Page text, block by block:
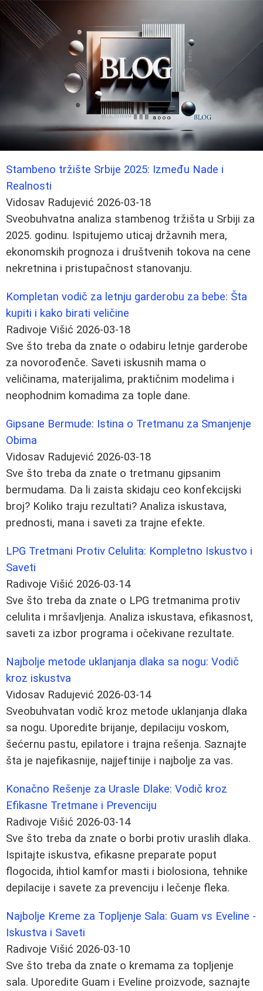
Stambeno tržište Srbije 2025: Između Nade i
Realnosti
Vidosav Radujević 2026-03-18
Sveobuhvatna analiza stambenog tržišta u Srbiji za
2025. godinu. Ispitujemo uticaj državnih mera,
ekonomskih prognoza i društvenih tokova na cene
nekretnina i pristupačnost stanovanju.
Kompletan vodič za letnju garderobu za bebe: Šta
kupiti i kako birati veličine
Radivoje Višić 2026-03-18
Sve što treba da znate o odabiru letnje garderobe
za novorođenče. Saveti iskusnih mama o
veličinama, materijalima, praktičnim modelima i
neophodnim komadima za tople dane.
Gipsane Bermude: Istina o Tretmanu za Smanjenje
Obima
Vidosav Radujević 2026-03-18
Sve što treba da znate o tretmanu gipsanim
bermudama. Da li zaista skidaju ceo konfekcijski
broj? Koliko traju rezultati? Analiza iskustava,
prednosti, mana i saveti za trajne efekte.
LPG Tretmani Protiv Celulita: Kompletno Iskustvo i
Saveti
Radivoje Višić 2026-03-14
Sve što treba da znate o LPG tretmanima protiv
celulita i mršavljenja. Analiza iskustava, efikasnost,
saveti za izbor programa i očekivane rezultate.
Najbolje metode uklanjanja dlaka sa nogu: Vodič
kroz iskustva
Vidosav Radujević 2026-03-14
Sveobuhvatan vodič kroz metode uklanjanja dlaka
sa nogu. Uporedite brijanje, depilaciju voskom,
šećernu pastu, epilatore i trajna rešenja. Saznajte
šta je najefikasnije, najjeftinije i najbolje za vas.
Konačno Rešenje za Urasle Dlake: Vodič kroz
Efikasne Tretmane i Prevenciju
Radivoje Višić 2026-03-14
Sve što treba da znate o borbi protiv uraslih dlaka.
Ispitajte iskustva, efikasne preparate poput
flogocida, ihtiol kamfor masti i biolosiona, tehnike
depilacije i savete za prevenciju i lečenje fleka.
Najbolje Kreme za Topljenje Sala: Guam vs Eveline -
Iskustva i Saveti
Radivoje Višić 2026-03-10
Sve što treba da znate o kremama za topljenje
sala. Uporedite Guam i Eveline proizvode, saznajte